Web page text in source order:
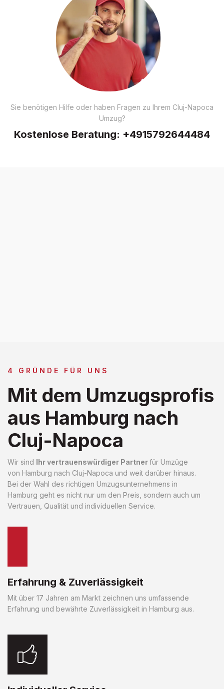
Sie benötigen Hilfe oder haben Fragen zu Ihrem Cluj-Napoca
Umzug?
Kostenlose Beratung: +4915792644484
4 GRÜNDE FÜR UNS
Mit dem Umzugsprofis
aus Hamburg nach
Cluj-Napoca
Wir sind Ihr vertrauenswürdiger Partnerfür Umzüge
von Hamburg nach Cluj-Napoca und weit darüber hinaus.
Bei der Wahl des richtigen Umzugsunternehmens in
Hamburg geht es nicht nur um den Preis, sondern auch um
Vertrauen, Qualität und individuellen Service.
Erfahrung & Zuverlässigkeit
Mit über 17 Jahren am Markt zeichnen uns umfassende
Erfahrung und bewährte Zuverlässigkeit in Hamburg aus.